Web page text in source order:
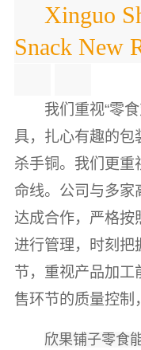
Xinguo
Snack New
我们重视“零
具，扎心有趣的包
杀手铜。我们更重
命线。公司与多家
达成合作，严格按
进行管理，时刻把
节，重视产品加工
售环节的质量控制
欣果铺子零食